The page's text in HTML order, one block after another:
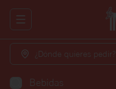
Abrir menu de navegación
¿Dónde quieres pedir?
Bebidas